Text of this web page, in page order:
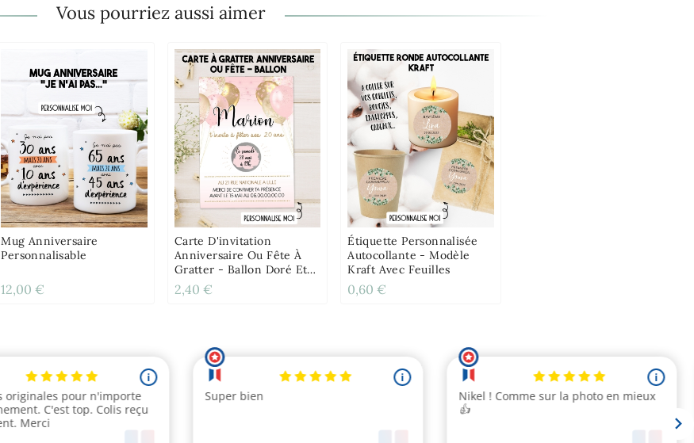
Vous pourriez aussi aimer
Mug Anniversaire
Personnalisable
12,00 €
Carte D'invitation
Anniversaire Ou Fête À
Gratter - Ballon Doré Et
Rose
2,40 €
Étiquette Personnalisée
Autocollante - Modèle
Kraft Avec Feuilles
0,60 €